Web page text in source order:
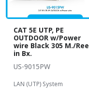
CAT 5E UTP, PE
OUTDOOR w/Power
wire Black 305 M./
in Bx.
US-9015PW
LAN (UTP) System